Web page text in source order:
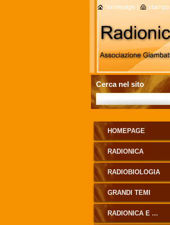
HOMEPAGE
RADIONICA
RADIOBIOLOGIA
GRANDI TEMI
RADIONICA E ...
Cerca nel sito
homepage stampa